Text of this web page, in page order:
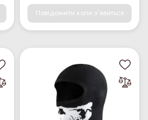
Повідомити коли з'явиться